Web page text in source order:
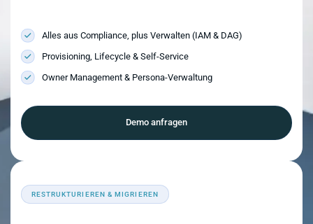
Alles aus Compliance, plus Verwalten (IAM & DAG)
Provisioning, Lifecycle & Self-Service
Owner Management & Persona-Verwaltung
Demo anfragen
RESTRUKTURIEREN & MIGRIEREN